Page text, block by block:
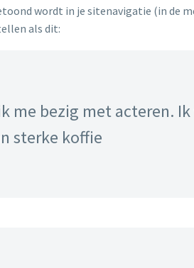
wordt in je sitenavigatie (in de
als dit:
me bezig met acteren.
sterke koffie